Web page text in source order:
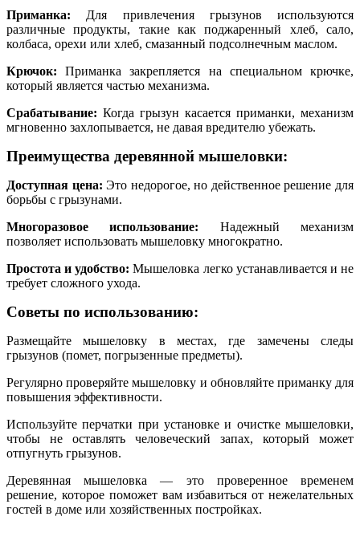
Приманка: Для привлечения грызунов используются
различные продукты, такие как поджаренный хлеб, сало,
колбаса, орехи или хлеб, смазанный подсолнечным маслом.
Крючок: Приманка закрепляется на специальном крючке,
который является частью механизма.
Срабатывание: Когда грызун касается приманки, механизм
мгновенно захлопывается, не давая вредителю убежать.
Преимущества деревянной мышеловки:
Доступная цена: Это недорогое, но действенное решение для
борьбы с грызунами.
Многоразовое использование: Надежный механизм
позволяет использовать мышеловку многократно.
Простота и удобство: Мышеловка легко устанавливается и не
требует сложного ухода.
Советы по использованию:
Размещайте мышеловку в местах, где замечены следы
грызунов (помет, погрызенные предметы).
Регулярно проверяйте мышеловку и обновляйте приманку для
повышения эффективности.
Используйте перчатки при установке и очистке мышеловки,
чтобы не оставлять человеческий запах, который может
отпугнуть грызунов.
Деревянная мышеловка — это проверенное временем
решение, которое поможет вам избавиться от нежелательных
гостей в доме или хозяйственных постройках.